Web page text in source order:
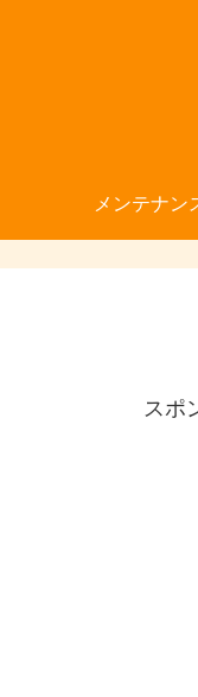
メンテナン
スポ